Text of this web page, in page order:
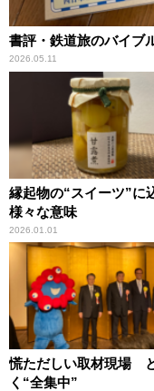
書評・鉄道旅のバイブ
2026.05.11
縁起物の“スイーツ”に
様々な意味
2026.01.01
慌ただしい取材現場
く“全集中”